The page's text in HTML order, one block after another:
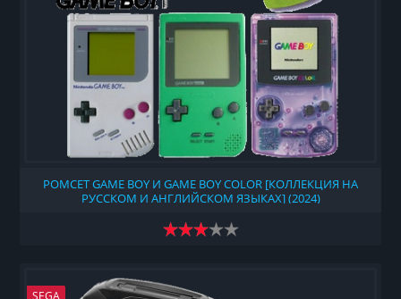
РОМСЕТ GAME BOY И GAME BOY COLOR [КОЛЛЕКЦИЯ НА
РУССКОМ И АНГЛИЙСКОМ ЯЗЫКАХ] (2024)
SEGA